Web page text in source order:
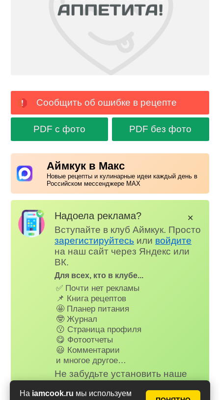
На iamcook.ru мы используем
Сообщить об ошибке в рецепте
PDF с фото PDF без фото
Аймкук в Макс
Новые рецепты и кулинарные идеи каждый день в
Российском мессенджере MAX
Надоела реклама?
Вступайте в клуб Аймкук. Просто
зарегистируйтесь или войдите
на наш сайт через Яндекс или
ВК.
Для всех, кто в клубе...
✅ Почти нет рекламы
📌 Книга рецептов
🤩 Планер питания
🤓 Журнал
😗 Страница профиля
😋 Фотоотчеты
😃 Комментарии
и многое другое…
Не забудьте установить наше
рецепты и сервисы Аймкук будут
✕